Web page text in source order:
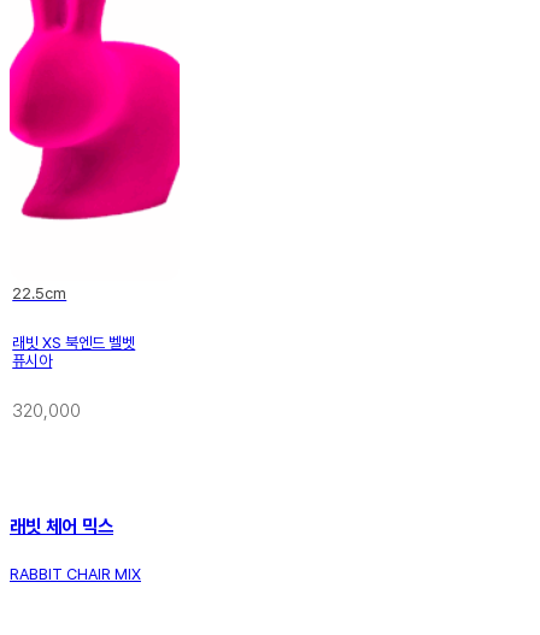
22.5cm
래빗 XS 북엔드 벨벳
퓨시아
320,000
래빗 체어 믹스
RABBIT CHAIR MIX